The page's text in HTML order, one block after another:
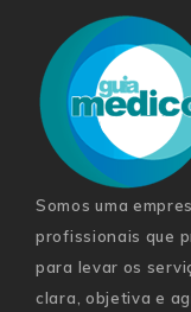
Somos uma
profissionais que
para levar os
clara, objetiva e